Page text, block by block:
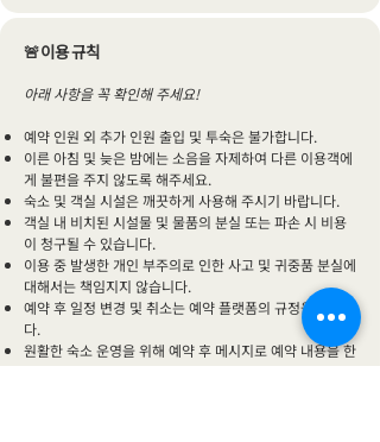
🚨이용 규칙
아래 사항을 꼭 확인해 주세요!
예약 인원 외 추가 인원 출입 및 투숙은 불가합니다.
이른 아침 및 늦은 밤에는 소음을 자제하여 다른 이용객에
게 불편을 주지 않도록 해주세요.
숙소 및 객실 시설은 깨끗하게 사용해 주시기 바랍니다.
객실 내 비치된 시설물 및 물품의 분실 또는 파손 시 비용
이 청구될 수 있습니다.
이용 중 발생한 개인 부주의로 인한 사고 및 귀중품 분실에
대해서는 책임지지 않습니다.
예약 후 일정 변경 및 취소는 예약 플랫폼의 규정을 따릅니
다.
원활한 숙소 운영을 위해 예약 후 메시지로 예약 내용을 한